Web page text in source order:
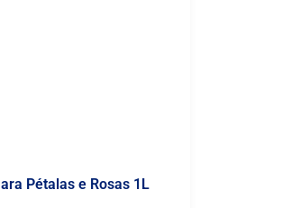
Iara Pétalas e Rosas 1L